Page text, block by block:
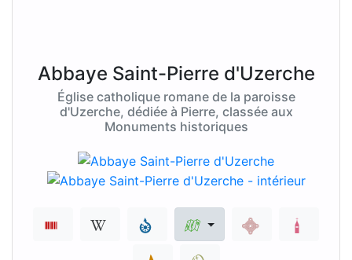
Abbaye Saint-Pierre d'Uzerche
Église catholique romane de la paroisse
d'Uzerche, dédiée à Pierre, classée aux
Monuments historiques